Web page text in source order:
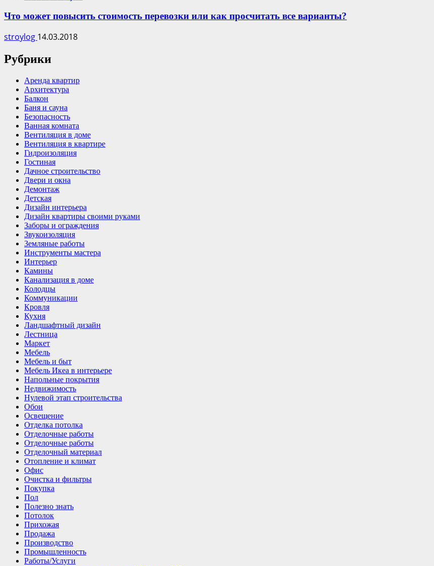
Что может повысить стоимость перевозки или как просчитать все варианты?
stroylog 14.03.2018
Рубрики
Аренда квартир
Архитектура
Балкон
Баня и сауна
Безопасность
Ванная комната
Вентиляция в доме
Вентиляция в квартире
Гидроизоляция
Гостиная
Дачное строительство
Двери и окна
Демонтаж
Детская
Дизайн интерьера
Дизайн квартиры своими руками
Заборы и ограждения
Звукоизоляция
Земляные работы
Инструменты мастера
Интерьер
Камины
Канализация в доме
Колодцы
Коммуникации
Кровля
Кухня
Ландшафтный дизайн
Лестница
Маркет
Мебель
Мебель и быт
Мебель Икеа в интерьере
Напольные покрытия
Недвижимость
Нулевой этап строительства
Обои
Освещение
Отделка потолка
Отделочные работы
Отделочные работы
Отделочный материал
Отопление и климат
Офис
Очистка и фильтры
Покупка
Пол
Полезно знать
Потолок
Прихожая
Продажа
Производство
Промышленность
Работы/Услуги